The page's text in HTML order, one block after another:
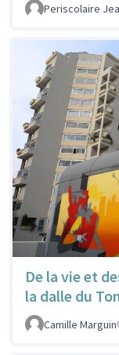
Periscolaire
De la vie et
la dalle du
Camille Marguin